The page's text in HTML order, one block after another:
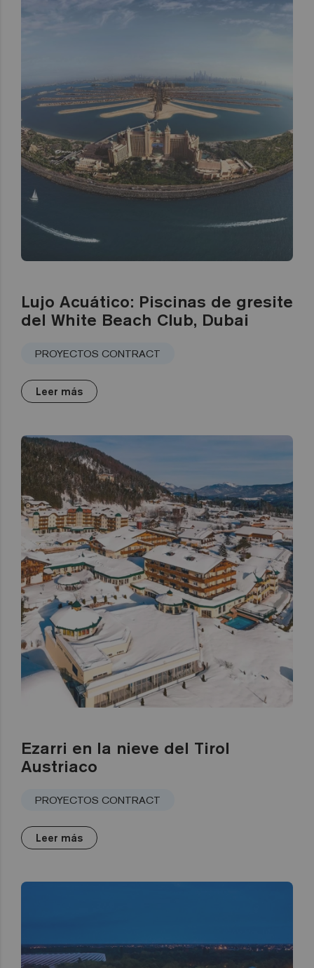
Lujo Acuático: Piscinas de gresite
del White Beach Club, Dubai
PROYECTOS CONTRACT
Leer más
Ezarri en la nieve del Tirol
Austriaco
PROYECTOS CONTRACT
Leer más